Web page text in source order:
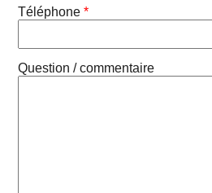
Téléphone*
Question / commentaire